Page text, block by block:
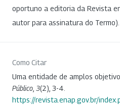
oportuno a editoria da Revista
autor para assinatura do Termo).
Como Citar
Uma entidade de amplos
Público 3(2), 3-4.
https://revista.enap.gov.br/